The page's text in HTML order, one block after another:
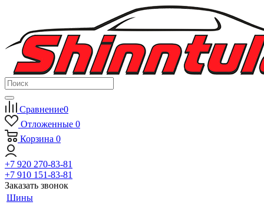
Сравнение0
Отложенные 0
Корзина 0
+7 920 270-83-81
+7 910 151-83-81
Заказать звонок
Шины